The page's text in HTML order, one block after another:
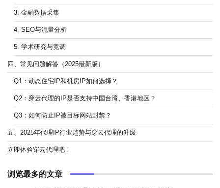
3. 金融数据采集
4. SEO与流量分析
5. 学术研究与竞调
四、常见问题解答（2025最新版）
Q1：动态住宅IP和机房IP如何选择？
Q2：穿云代理的IP是否支持中国台湾、香港地区？
Q3：如何防止IP被目标网站封禁？
五、2025年代理IP行业趋势与穿云代理的升级
立即体验穿云代理吧！
浏览最多的文章